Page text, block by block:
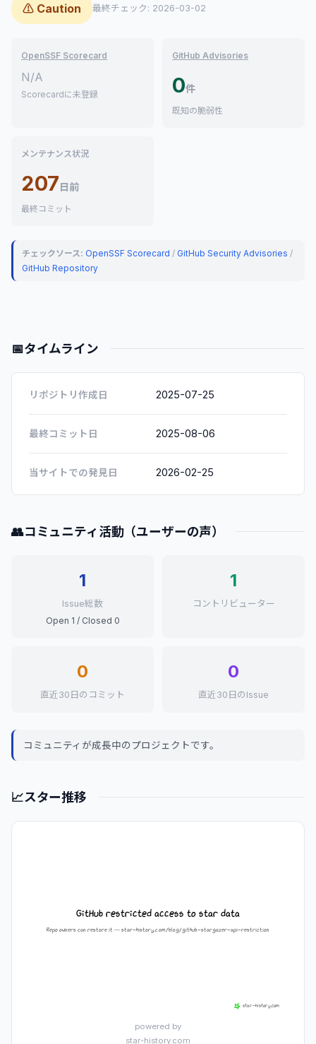
⚠ Caution 最終チェック: 2026-03-02
OpenSSF Scorecard
N/A
Scorecardに未登録
GitHub Advisories
0件
既知の脆弱性
メンテナンス状況
207日前
最終コミット
チェックソース: OpenSSF Scorecard / GitHub Security Advisories /
GitHub Repository
📅タイムライン
リポジトリ作成日 2025-07-25
最終コミット日 2025-08-06
当サイトでの発見日 2026-02-25
👥コミュニティ活動（ユーザーの声）
1
Issue総数
Open 1 / Closed 0
1
コントリビューター
0
直近30日のコミット
0
直近30日のIssue
コミュニティが成長中のプロジェクトです。
📈スター推移
powered by
star-history.com